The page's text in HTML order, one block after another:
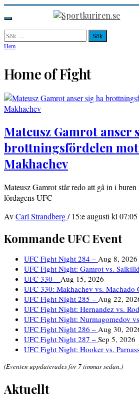
Hoppa
till
innehåll
Sportkuriren.se
Primär
meny
Sök
efter:
Hem
Home of Fight
Mateusz Gamrot anser
brottningsfördelen
Makhachev
Mateusz Gamrot står redo att gå in i
lördagens UFC
AvCarl Strandberg/ 15:e augusti kl 07:05
Kommande UFC Event
UFC Fight Night 284 – Aug 8, 2026
UFC Fight Night: Gamrot vs.
UFC 330 – Aug 15, 2026
UFC 330: Makhachev vs. Machado
UFC Fight Night 285 – Aug 22,
UFC Fight Night: Hernandez vs.
UFC Fight Night: Nurmagomedov
UFC Fight Night 286 – Aug 30,
UFC Fight Night 287 – Sep 5, 2026
UFC Fight Night: Hooker vs.
(Eventen uppdaterades för 7 timmar sedan.)
Aktuellt